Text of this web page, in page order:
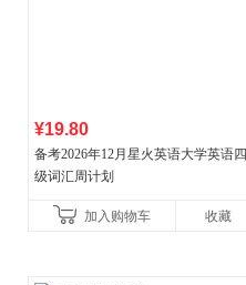
¥19.80
备考2026年12月星火英语大学英语四
级词汇周计划
加入购物车 收藏